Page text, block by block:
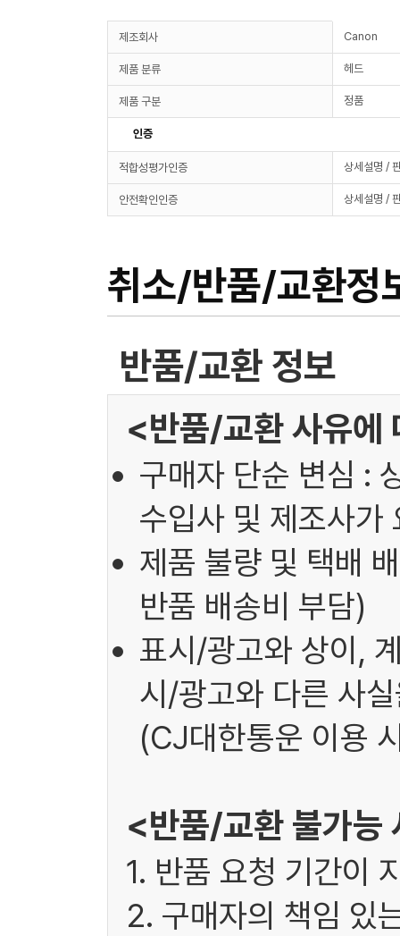
제조회사 Canon
제품 분류 헤드
제품 구분 정품
인증
적합성평가인증 상세설명 /
안전확인인증 상세설명 /
취소/반품/교환정
반품/교환 정보
<반품/교환 사유에
구매자 단순 변심 :
수입사 및 제조사가
제품 불량 및 택배
반품 배송비 부담)
표시/광고와 상이,
시/광고와 다른 사
(CJ대한통운 이용
<반품/교환 불가능
1. 반품 요청 기간이
2. 구매자의 책임 있